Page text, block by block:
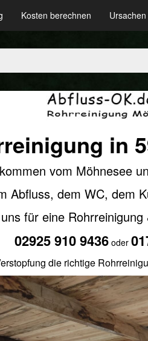
Kosten berechnen Ursachen
in
vom Möhnesee
Abfluss, dem WC, dem
für eine
02925 910 9436 oder
die richtige